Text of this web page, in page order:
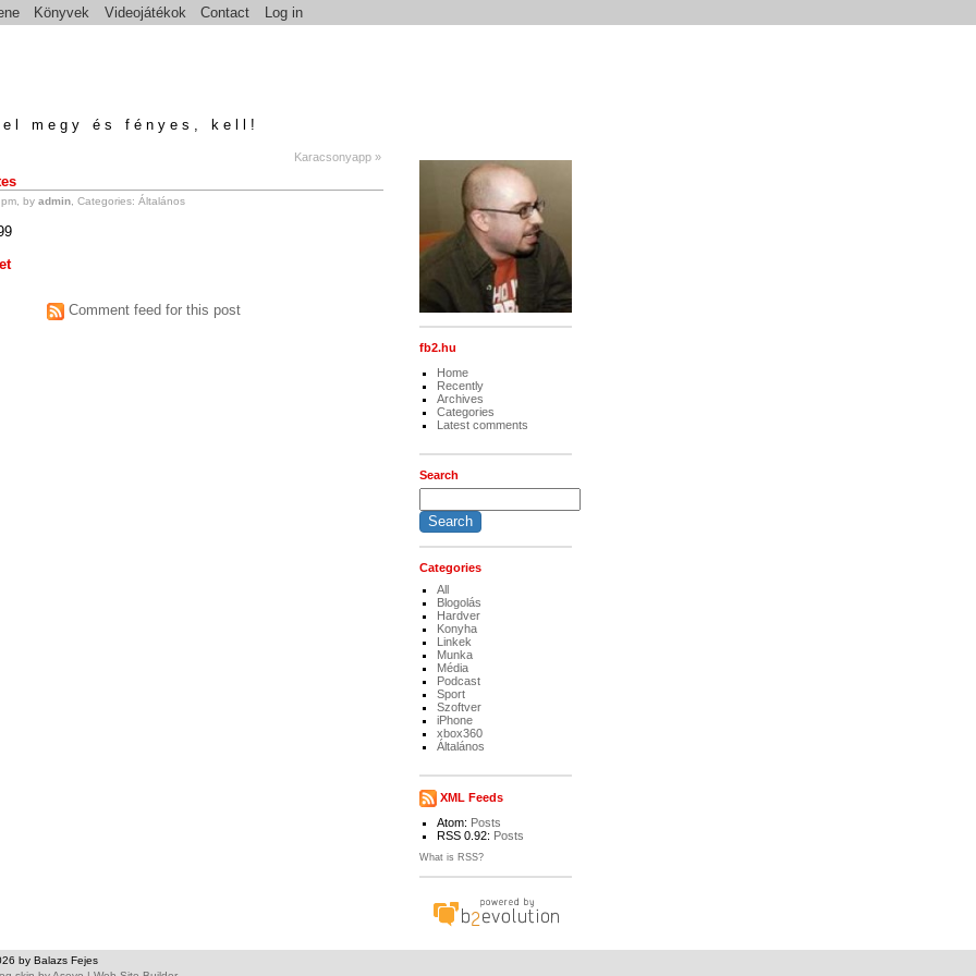
Könyvek Videojátékok Contact Log in
megy és fényes, kell!
Karacsonyapp »
by admin, Categories: Általános
Comment feed for this post
fb2.hu
Home
Recently
Archives
Categories
Latest comments
Search
Categories
All
Blogolás
Hardver
Konyha
Linkek
Munka
Média
Podcast
Sport
Szoftver
iPhone
xbox360
Általános
XML Feeds
Atom: Posts
RSS 0.92: Posts
What is RSS?
by Balazs Fejes